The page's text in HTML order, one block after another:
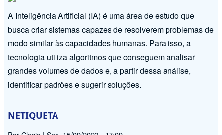
ARTIFICIAL?
A Inteligência Artificial (IA) é uma área de estudo que
busca criar sistemas capazes de resolverem problemas de
modo similar às capacidades humanas. Para isso, a
tecnologia utiliza algoritmos que conseguem analisar
grandes volumes de dados e, a partir dessa análise,
identificar padrões e sugerir soluções.
NETIQUETA